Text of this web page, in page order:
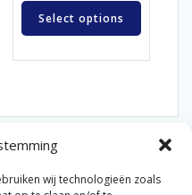
wij technologieën zoals
Select options